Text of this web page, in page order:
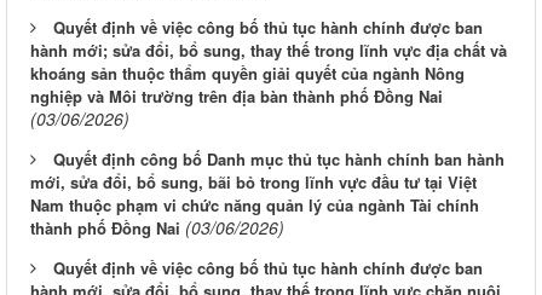
Quyết định về việc công bố thủ tục hành chính được ban
hành mới; sửa đổi, bổ sung, thay thế trong lĩnh vực địa chất và
khoáng sản thuộc thẩm quyền giải quyết của ngành Nông
nghiệp và Môi trường trên địa bàn thành phố Đồng Nai
(03/06/2026)
Quyết định công bố Danh mục thủ tục hành chính ban hành
mới, sửa đổi, bổ sung, bãi bỏ trong lĩnh vực đầu tư tại Việt
Nam thuộc phạm vi chức năng quản lý của ngành Tài chính
thành phố Đồng Nai (03/06/2026)
Quyết định về việc công bố thủ tục hành chính được ban